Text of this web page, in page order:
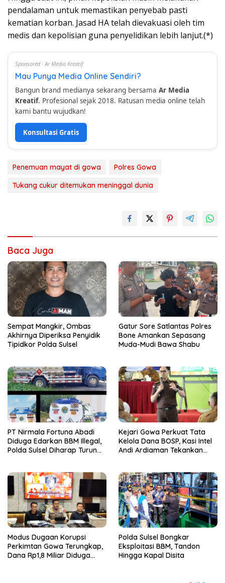
pendalaman untuk memastikan penyebab pasti
kematian korban. Jasad HA telah dievakuasi oleh tim
medis dan kepolisian guna penyelidikan lebih lanjut.(*)
Sponsored · Ar Media Kreatif
Mau Punya Media Online Sendiri?
Bangun brand medianya sekarang bersama Ar Media
Kreatif. Profesional sejak 2018. Ratusan media online telah
kami bantu wujudkan!
Konsultasi Gratis
Penemuan mayat di gowa
Polres Gowa
Tukang cukur ditemukan meninggal dunia
Baca Juga
Sempat Mangkir, Ombas
Akhirnya Diperiksa Penyidik
Tipidkor Polda Sulsel
Gatur Sore Satlantas Polres
Bone Amankan Sepasang
Muda-Mudi Bawa Shabu
PT Nirmala Fortuna Abadi
Diduga Edarkan BBM Illegal,
Polda Sulsel Diharap Turun
Kejari Gowa Perkuat Tata
Kelola Dana BOSP, Kasi Intel
Andi Ardiaman Tekankan
Modus Dugaan Korupsi
Perkimtan Gowa Terungkap,
Dana Rp1,8 Miliar Diduga
Polda Sulsel Bongkar
Eksploitasi BBM, Tandon
Hingga Kapal Disita